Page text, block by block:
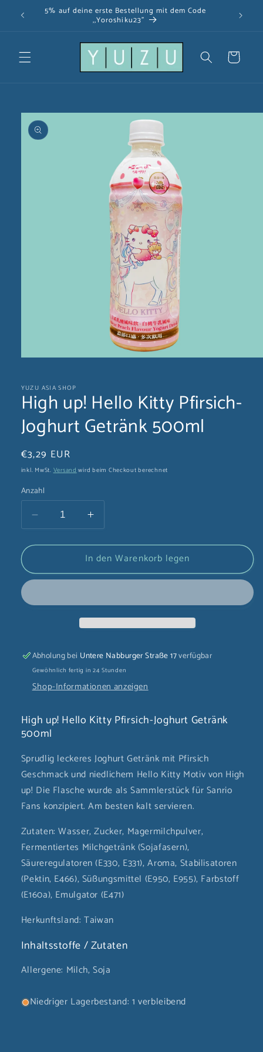
zum 5% auf deine erste Bestellung mit dem Code
,,Yoroshiku23"
Warenkorb
Modal
öffnen
YUZU ASIA SHOP
High up! Hello Kitty Pfirsich-
Joghurt Getränk 500ml
Normaler
Preis
€3,29 EUR
inkl. MwSt.Versandwird beim Checkout berechnet
Anzahl
Verringere
die
Menge
High
Getränk
500ml
Erhöhe
die
Menge
für
High
Getränk
500ml
In den Warenkorb legen
Abholung bei Untere Nabburger Straße 17verfügbar
Gewöhnlich fertig in 24 Stunden
Shop-Informationen anzeigen
High up! Hello Kitty Pfirsich-Joghurt Getränk
500ml
Sprudlig leckeres Joghurt Getränk mit Pfirsich
Geschmack und niedlichem Hello Kitty Motiv von High
up! Die Flasche wurde als Sammlerstück für Sanrio
Fans konzipiert. Am besten kalt servieren.
Zutaten: Wasser, Zucker, Magermilchpulver,
Fermentiertes Milchgetränk (Sojafasern),
Säureregulatoren (E330, E331), Aroma, Stabilisatoren
(Pektin, E466), Süßungsmittel (E950, E955), Farbstoff
(E160a), Emulgator (E471)
Herkunftsland: Taiwan
Inhaltsstoffe / Zutaten
Allergene: Milch, Soja
Niedriger Lagerbestand: 1 verbleibend